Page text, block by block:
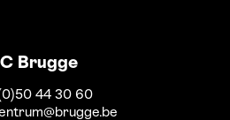
Brugge
44 30 60